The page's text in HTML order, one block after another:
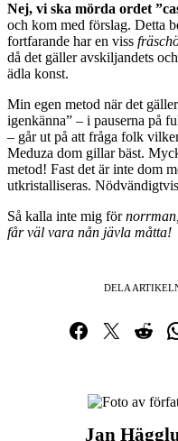
Nej, vi ska mörda ordet
och kom med förslag. Detta
fortfarande har en viss
då det gäller avskiljandets
ädla konst.
Min egen metod när det
igenkänna” – i pauserna på
– går ut på att fråga folk
Meduza dom gillar bäst.
metod! Fast det är inte dom
utkristalliseras.
Så kalla inte mig för norrman
får väl vara nån jävla måtta!
DELA
Dela på Facebook
Dela på Twitter
Dela på
Jan